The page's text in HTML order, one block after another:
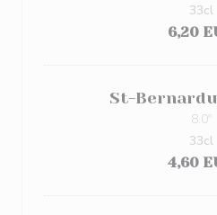
6,20
33cl
St-
8.0º
4,60
33cl